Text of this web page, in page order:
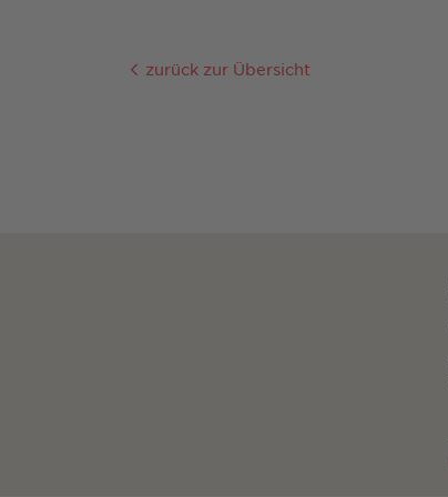
zurück zur Übersicht